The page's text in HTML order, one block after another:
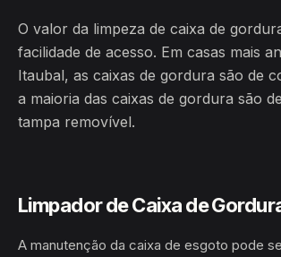
O valor da limpeza de caixa de
facilidade de acesso. Em casas mais
Itaubal, as caixas de gordura são de
a maioria das caixas de gordura são
tampa removível.
Limpador de Caixa de
A manutenção da caixa de esgoto pode